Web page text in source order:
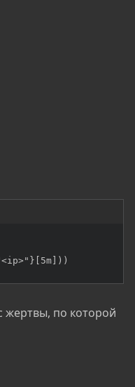
жертвы, по которой